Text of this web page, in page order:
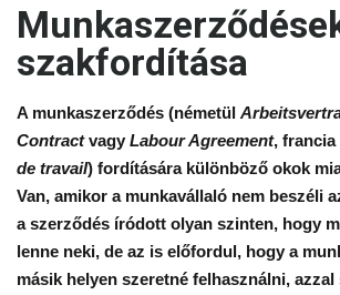
szakfordítása
A munkaszerződés (németül
Contractvagy Labour Agreement, francia
de travail) fordítására különböző okok
Van, amikor a munkavállaló nem beszéli
a szerződés íródott olyan szinten, hogy
lenne neki, de az is előfordul, hogy a
másik helyen szeretné felhasználni,